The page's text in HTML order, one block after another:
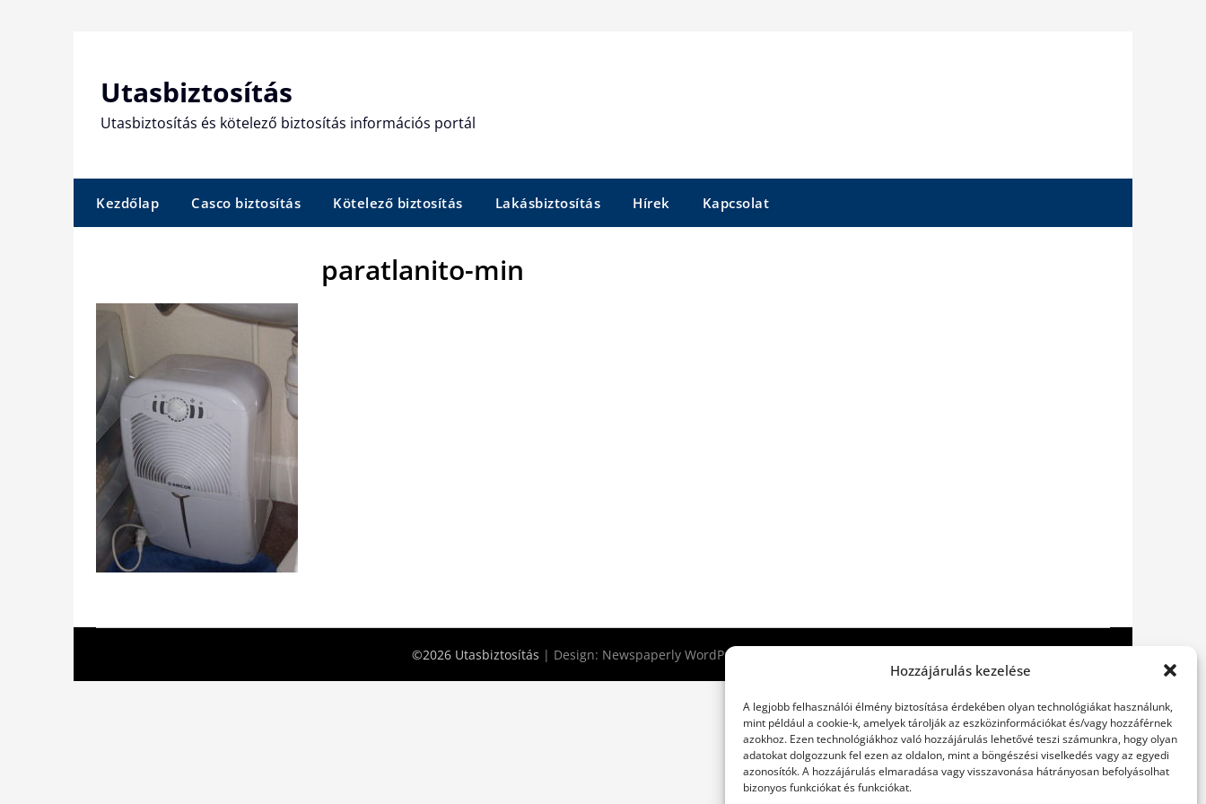
Hozzájárulás kezelése
A legjobb felhasználói élmény biztosítása érdekében olyan technológiákat használunk,
mint például a cookie-k, amelyek tárolják az eszközinformációkat és/vagy hozzáférnek
azokhoz. Ezen technológiákhoz való hozzájárulás lehetővé teszi számunkra, hogy olyan
adatokat dolgozzunk fel ezen az oldalon, mint a böngészési viselkedés vagy az egyedi
azonosítók. A hozzájárulás elmaradása vagy visszavonása hátrányosan befolyásolhat
bizonyos funkciókat és funkciókat.
Utasbiztosítás
Utasbiztosítás és kötelező biztosítás információs portál
Kezdőlap Casco biztosítás Kötelező biztosítás Lakásbiztosítás Hírek Kapcsolat
paratlanito-min
©2026 Utasbiztosítás | Design: Newspaperly WordPress Theme